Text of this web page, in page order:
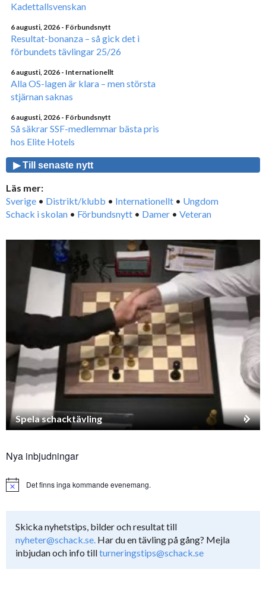
Kadettallsvenskan
6 augusti, 2026 - Förbundsnytt
Resultat-bonanza – så gick det i
förbundets tävlingar 25/26
6 augusti, 2026 - Internationellt
Alla OS-lagen är klara – men största
stjärnan saknas
6 augusti, 2026 - Förbundsnytt
Så säkrar SSF-medlemmar bästa pris
hos Elite Hotels
▶ Till senaste nytt
Läs mer:
Sverige • Distrikt/klubb • Internationellt • Ungdom
Schack i skolan • Förbundsnytt • Damer • Veteran
Spela schacktävling
Nya inbjudningar
Notice Det finns inga kommande evenemang.
Skicka nyhetstips, bilder och resultat till
nyheter@schack.se. Har du en tävling på gång? Mejla
inbjudan och info tillturneringstips@schack.se